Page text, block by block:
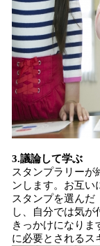
3.議論して学ぶ
スタンプラリーが
ンします。お互い
スタンプを選んだ
し、自分では気が
きっかけになりま
に必要とされるス